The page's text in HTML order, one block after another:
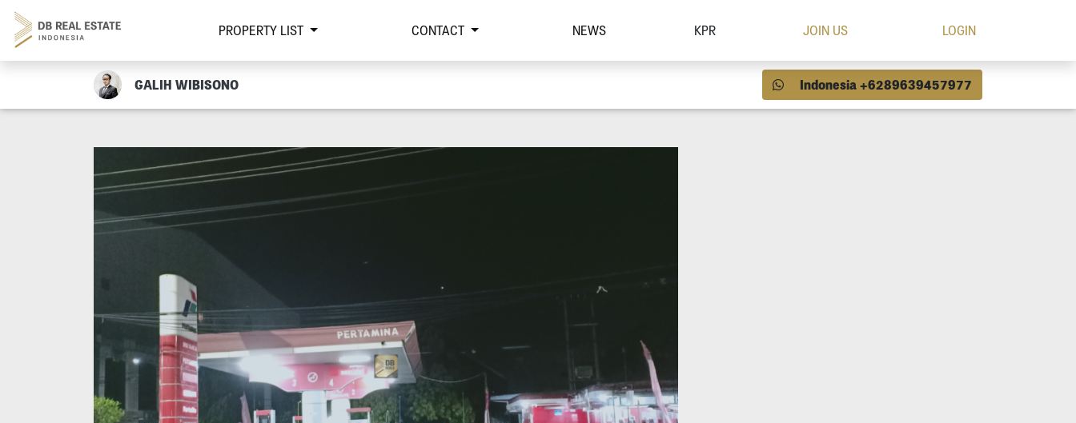
PROPERTY LIST CONTACT NEWS KPR JOIN US LOGIN
GALIH WIBISONO Indonesia +6289639457977